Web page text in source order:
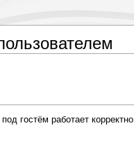
гостём работает корректно.